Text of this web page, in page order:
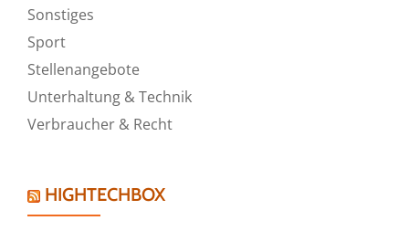
Sonstiges
Sport
Stellenangebote
Unterhaltung & Technik
Verbraucher & Recht
HIGHTECHBOX